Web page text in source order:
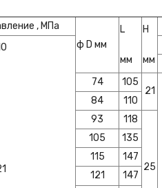
, МПа
ф D мм
L
мм
Н
мм
74 105
21
84
110
93 118
25
105
135
115
147
121 147